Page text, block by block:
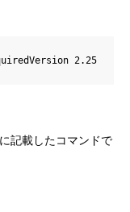
2.25
記載したコマンドで